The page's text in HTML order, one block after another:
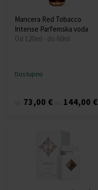
Mancera Red Tobacco
Intense Parfemska voda
Od 120ml - do 60ml
Dostupno
73,00 € 144,00 €